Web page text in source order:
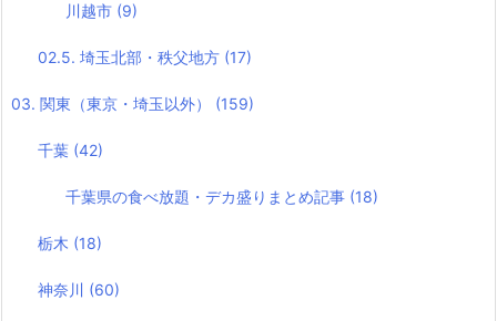
川越市 (9)
02.5. 埼玉北部・秩父地方 (17)
03. 関東（東京・埼玉以外） (159)
千葉 (42)
千葉県の食べ放題・デカ盛りまとめ記事 (18)
栃木 (18)
神奈川 (60)